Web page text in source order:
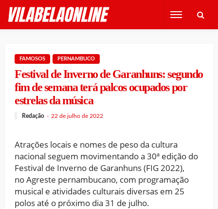
FAMOSOS PERNAMBUCO
Festival de Inverno de Garanhuns: segundo
fim de semana terá palcos ocupados por
estrelas da música
Redação 22 de julho de 2022
Atrações locais e nomes de peso da cultura
nacional seguem movimentando a 30ª edição do
Festival de Inverno de Garanhuns (FIG 2022),
no Agreste pernambucano, com programação
musical e atividades culturais diversas em 25
polos até o próximo dia 31 de julho.